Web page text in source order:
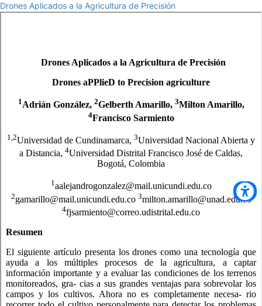
Drones Aplicados a la Agricultura de Precisión